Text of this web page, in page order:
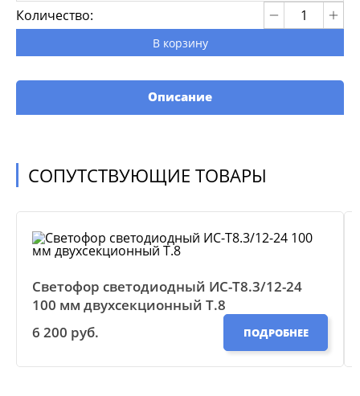
Количество:
В корзину
Описание
СОПУТСТВУЮЩИЕ ТОВАРЫ
Светофор светодиодный ИС-Т8.3/12-24
100 мм двухсекционный Т.8
6 200 руб.
ПОДРОБНЕЕ